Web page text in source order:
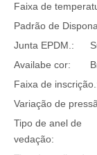
Faixa de
Padrão de
Junta EPDM.:
Availabe cor:
Faixa de
Variação de
Tipo de anel de
vedação: